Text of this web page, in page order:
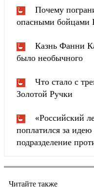
Почему
опасными бойцами
Казнь Фанни
было необычного
Что стало с
Золотой Ручки
«Российский
поплатился за идею
подразделение
Читайте также